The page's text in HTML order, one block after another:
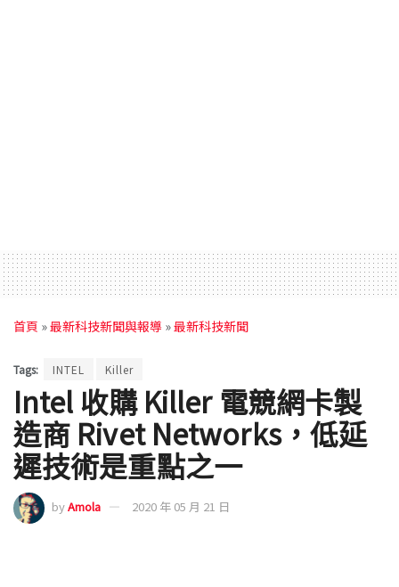
首頁 »最新科技新聞與報導 »最新科技新聞
Tags: INTEL Killer
Intel 收購 Killer 電競網卡製
造商 Rivet Networks，低延
遲技術是重點之一
byAmola 2020 年 05 月 21 日